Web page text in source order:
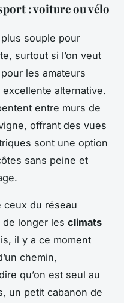
: voiture ou vélo
souple pour
surtout si l’on veut
les amateurs
alternative.
entre murs de
offrant des vues
sont une option
sans peine et
ceux du réseau
de longer les climats
il y a ce moment
chemin,
qu’on est seul au
un petit cabanon de